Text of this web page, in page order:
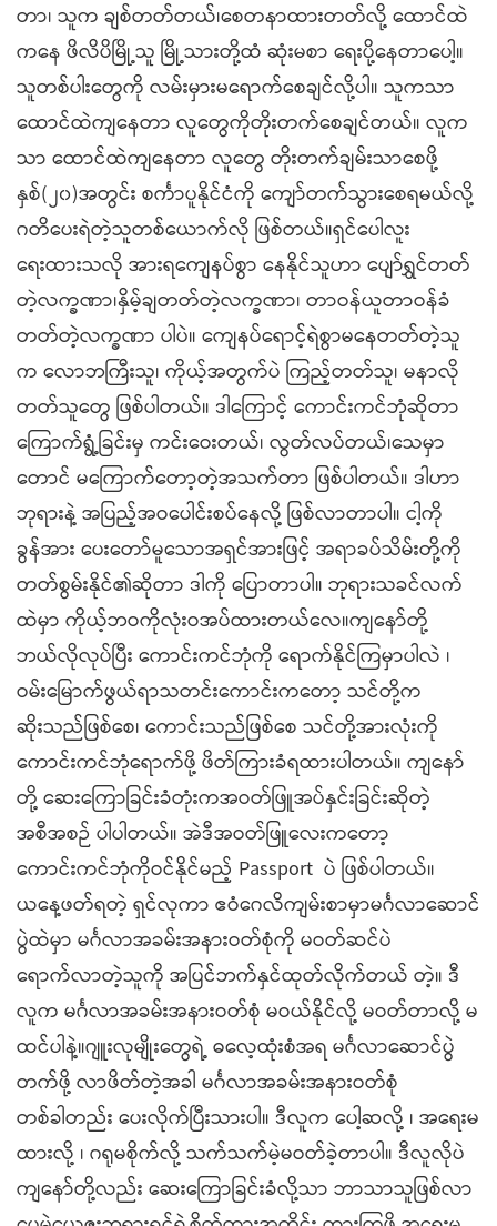
တာ၊ သူက ချစ်တတ်တယ်၊စေတနာထားတတ်လို့ ထောင်ထဲ
ကနေ ဖိလိပိမြို့သူ မြို့သားတို့ထံ ဆုံးမစာ ရေးပို့နေတာပေါ့။
သူတစ်ပါးတွေကို လမ်းမှားမရောက်စေချင်လို့ပါ။ သူကသာ
ထောင်ထဲကျနေတာ လူတွေကိုတိုးတက်စေချင်တယ်။ လူက
သာ ထောင်ထဲကျနေတာ လူတွေ တိုးတက်ချမ်းသာစေဖို့
နှစ်(၂၀)အတွင်း စင်္ကာပူနိုင်ငံကို ကျော်တက်သွားစေရမယ်လို့
ဂတိပေးရဲတဲ့သူတစ်ယောက်လို ဖြစ်တယ်။ရှင်ပေါလူး
ရေးထားသလို အားရကျေနပ်စွာ နေနိုင်သူဟာ ပျော်ရွှင်တတ်
တဲ့လက္ခဏာ၊နှိမ့်ချတတ်တဲ့လက္ခဏာ၊ တာဝန်ယူတာဝန်ခံ
တတ်တဲ့လက္ခဏာ ပါပဲ။ ကျေနပ်ရောင့်ရဲစွာမနေတတ်တဲ့သူ
က လောဘကြီးသူ၊ ကိုယ့်အတွက်ပဲ ကြည့်တတ်သူ၊ မနာလို
တတ်သူတွေ ဖြစ်ပါတယ်။ ဒါကြောင့် ကောင်းကင်ဘုံဆိုတာ
ကြောက်ရွံ့ခြင်းမှ ကင်းဝေးတယ်၊ လွတ်လပ်တယ်၊သေမှာ
တောင် မကြောက်တော့တဲ့အသက်တာ ဖြစ်ပါတယ်။ ဒါဟာ
ဘုရားနဲ့ အပြည့်အဝပေါင်းစပ်နေလို့ ဖြစ်လာတာပါ။ ငါ့ကို
ခွန်အား ပေးတော်မူသောအရှင်အားဖြင့် အရာခပ်သိမ်းတို့ကို
တတ်စွမ်းနိုင်၏ဆိုတာ ဒါကို ပြောတာပါ။ ဘုရားသခင်လက်
ထဲမှာ ကိုယ့်ဘဝကိုလုံးဝအပ်ထားတယ်လေ။ကျနော်တို့
ဘယ်လိုလုပ်ပြီး ကောင်းကင်ဘုံကို ရောက်နိုင်ကြမှာပါလဲ ၊
ဝမ်းမြောက်ဖွယ်ရာသတင်းကောင်းကတော့ သင်တို့က
ဆိုးသည်ဖြစ်စေ၊ ကောင်းသည်ဖြစ်စေ သင်တို့အားလုံးကို
ကောင်းကင်ဘုံရောက်ဖို့ ဖိတ်ကြားခံရထားပါတယ်။ ကျနော်
တို့ ဆေးကြောခြင်းခံတုံးကအဝတ်ဖြူအပ်နှင်းခြင်းဆိုတဲ့
အစီအစဉ် ပါပါတယ်။ အဲဒီအဝတ်ဖြူလေးကတော့
ကောင်းကင်ဘုံကိုဝင်နိုင်မည့် Passport ပဲ ဖြစ်ပါတယ်။
ယနေ့ဖတ်ရတဲ့ ရှင်လုကာ ဧဝံဂေလိကျမ်းစာမှာမင်္ဂလာဆောင်
ပွဲထဲမှာ မင်္ဂလာအခမ်းအနားဝတ်စုံကို မဝတ်ဆင်ပဲ
ရောက်လာတဲ့သူကို အပြင်ဘက်နှင်ထုတ်လိုက်တယ် တဲ့။ ဒီ
လူက မင်္ဂလာအခမ်းအနားဝတ်စုံ မဝယ်နိုင်လို့ မဝတ်တာလို့ မ
ထင်ပါနဲ့။ဂျူးလုမျိုးတွေရဲ့ ဓလေ့ထုံးစံအရ မင်္ဂလာဆောင်ပွဲ
တက်ဖို့ လာဖိတ်တဲ့အခါ မင်္ဂလာအခမ်းအနားဝတ်စုံ
တစ်ခါတည်း ပေးလိုက်ပြီးသားပါ။ ဒီလူက ပေါ့ဆလို့ ၊ အရေးမ
ထားလို့ ၊ ဂရုမစိုက်လို့ သက်သက်မဲ့မဝတ်ခဲ့တာပါ။ ဒီလူလိုပဲ
ကျနော်တို့လည်း ဆေးကြောခြင်းခံလို့သာ ဘာသာသူဖြစ်လာ